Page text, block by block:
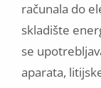
računala do
skladište
se
aparata,